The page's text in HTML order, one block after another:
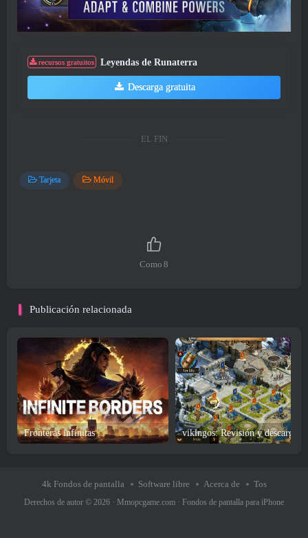
recursos gratuitos Leyendas de Runaterra
Descarga gratuita
EL FIN
Tarjeta Móvil
Como 8
Publicación relacionada
Fronteras infinitas
4k Fondos de pantalla Software libre Acerca de Tos
Derechos de autor © 2026 · Mmopcgame.com · Fondos de pantalla para iPhone